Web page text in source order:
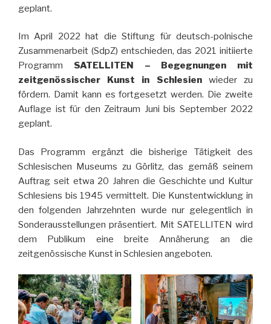
geplant.
Im April 2022 hat die Stiftung für deutsch-polnische
Zusammenarbeit (SdpZ) entschieden, das 2021 initiierte
Programm SATELLITEN – Begegnungen mit
zeitgenössischer Kunst in Schlesienwieder zu
fördern. Damit kann es fortgesetzt werden. Die zweite
Auflage ist für den Zeitraum Juni bis September 2022
geplant.
Das Programm ergänzt die bisherige Tätigkeit des
Schlesischen Museums zu Görlitz, das gemäß seinem
Auftrag seit etwa 20 Jahren die Geschichte und Kultur
Schlesiens bis 1945 vermittelt. Die Kunstentwicklung in
den folgenden Jahrzehnten wurde nur gelegentlich in
Sonderausstellungen präsentiert. Mit SATELLITEN wird
dem Publikum eine breite Annäherung an die
zeitgenössische Kunst in Schlesien angeboten.